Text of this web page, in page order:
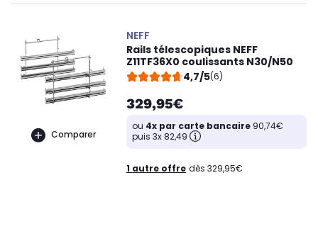
Comparer
NEFF
Rails télescopiques NEFF
Z11TF36X0 coulissants N30/N50
4,7/5(6)
329,95€
ou 4x par carte bancaire 90,74€
puis 3x 82,49
1 autre offre dès 329,95€